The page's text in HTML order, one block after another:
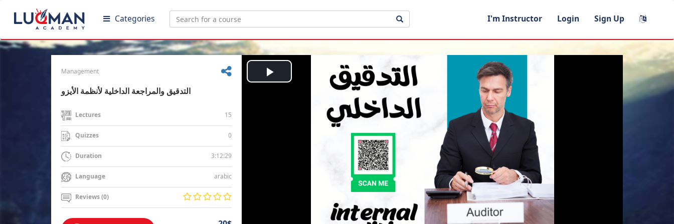
Categories I'm Instructor Login Sign Up
Management
التدقيق والمراجعة الداخلية لأنظمة الأيزو
Lectures 15
Quizzes 0
Duration 3:12:29
Language arabic
Reviews (0)
Play